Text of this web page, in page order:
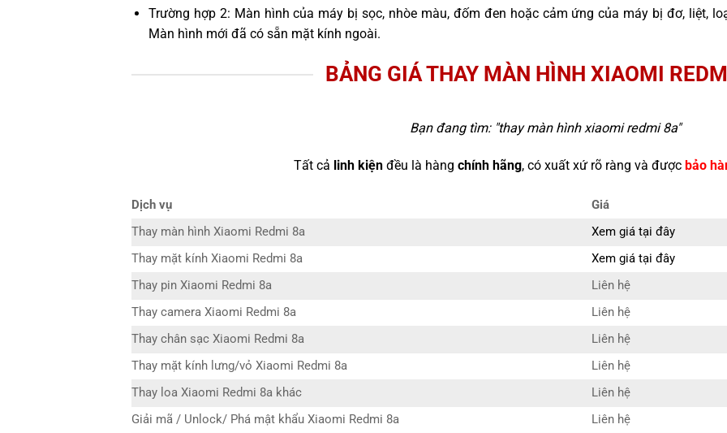
Trường hợp 2: Màn hình của máy bị sọc, nhòe màu, đốm đen hoặc cảm ứng của máy bị đơ, liệt,
Màn hình mới đã có sẵn mặt kính ngoài.
BẢNG GIÁ THAY MÀN HÌNH XIAOMI
Bạn đang tìm: "thay màn hình xiaomi redmi 8a"
Tất cả linh kiệnđều là hàng chính hãng, có xuất xứ rõ ràng và được bảo
Dịch vụ
Giá
Thay màn hình Xiaomi Redmi 8a
Xem giá tại đây
Thay mặt kính Xiaomi Redmi 8a
Xem giá tại đây
Thay pin Xiaomi Redmi 8a
Liên hệ
Thay camera Xiaomi Redmi 8a
Liên hệ
Thay chân sạc Xiaomi Redmi 8a
Liên hệ
Thay mặt kính lưng/vỏ Xiaomi Redmi 8a
Liên hệ
Thay loa Xiaomi Redmi 8a khác
Liên hệ
Giải mã / Unlock/ Phá mật khẩu Xiaomi Redmi 8a
Liên hệ